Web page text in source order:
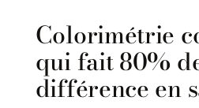
Colorimétrie
qui fait 80%
différence en